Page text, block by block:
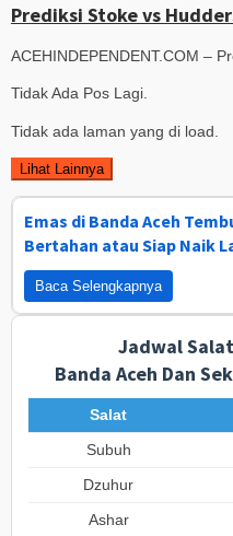
Prediksi Stoke vs
ACEHINDEPENDENT.COM –
Tidak Ada Pos Lagi.
Tidak ada laman yang di load.
Lihat Lainnya
Emas di Banda Aceh
Bertahan atau Siap Naik
Baca Selengkapnya
Jadwal Salat
Banda Aceh Dan
Salat
Subuh
Dzuhur
Ashar